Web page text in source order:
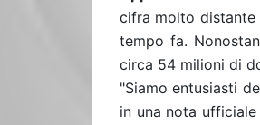
cifra molto distante
tempo fa.
circa 54 milioni di
"Siamo entusiasti
in una nota